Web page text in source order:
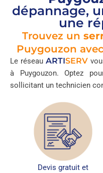
dépannage,
une
Trouvez un
Puygouzon
Le réseau ARTISERV
à Puygouzon. Optez
sollicitant un technicien
Devis gratuit et